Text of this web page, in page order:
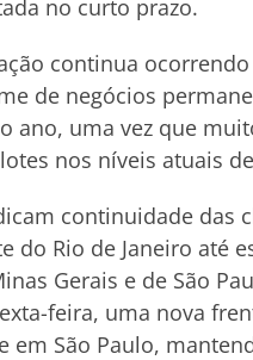
no curto prazo.
continua
de negócios
ano, uma vez que
nos níveis atuais
continuidade das
do Rio de Janeiro até
Gerais e de São
feira, uma nova
São Paulo,